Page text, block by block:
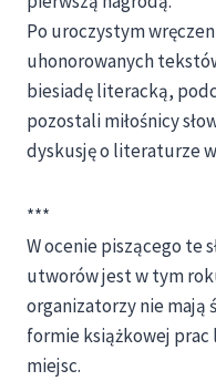
Po uroczystym
uhonorowanych
biesiadę literacką,
pozostali miłośnicy
dyskusję o literaturze
***
W ocenie piszącego te
utworów jest w tym
organizatorzy nie mają
formie książkowej
miejsc.